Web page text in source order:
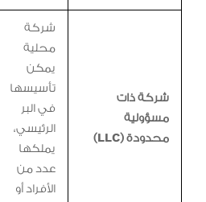
شركة ذات
مسؤولية
محدودة (LLC)
شركة
محلية
يمكن
تأسيسها
في البر
الرئيسي،
يملكها
عدد من
الأفراد أو